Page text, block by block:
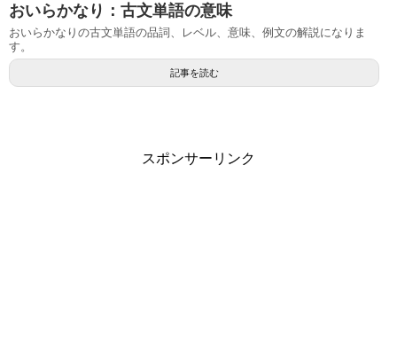
おいらかなり：古文単語の意味
おいらかなりの古文単語の品詞、レベル、意味、例文の解説になりま
す。
記事を読む
スポンサーリンク